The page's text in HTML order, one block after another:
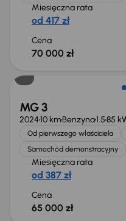
Miesięczna rata
od 417 zł
Cena
70 000 zł
MG 3
202410 kmBenzyna1.585
Od pierwszego właściciela
Samochód demonstracyjny
Miesięczna rata
od 387 zł
Cena
65 000 zł
Taniej o 3 000 zł